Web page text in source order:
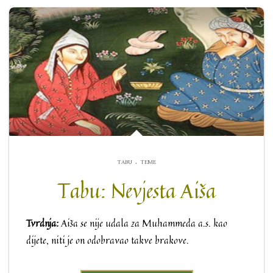
TABU . TEME
Tabu: Nevjesta Aiša
Tvrdnja:Aiša se nije udala za Muhammeda a.s. kao
dijete, niti je on odobravao takve brakove.